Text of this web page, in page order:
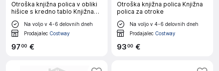
Otroška knjižna polica v obliki
hišice s kredno tablo Knjižna
polica
Na voljo v 4-6 delovnih dneh
Prodajalec Costway
9700 €
Otroška knjižna polica Knjižna
polica za otroke
Na voljo v 4-6 delovnih dneh
Prodajalec Costway
9300 €